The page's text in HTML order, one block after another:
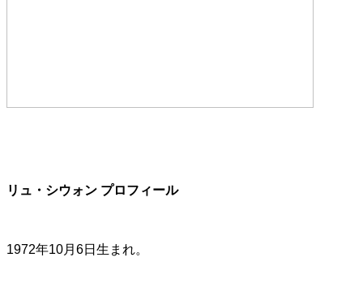
リュ・シウォン プロフィール
1972年10月6日生まれ。